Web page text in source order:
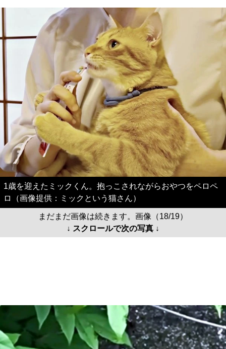
1歳を迎えたミックくん。抱っこされながらおやつをペロペ
ロ（画像提供：ミックという猫さん）
まだまだ画像は続きます。画像（18/19）
↓ スクロールで次の写真 ↓